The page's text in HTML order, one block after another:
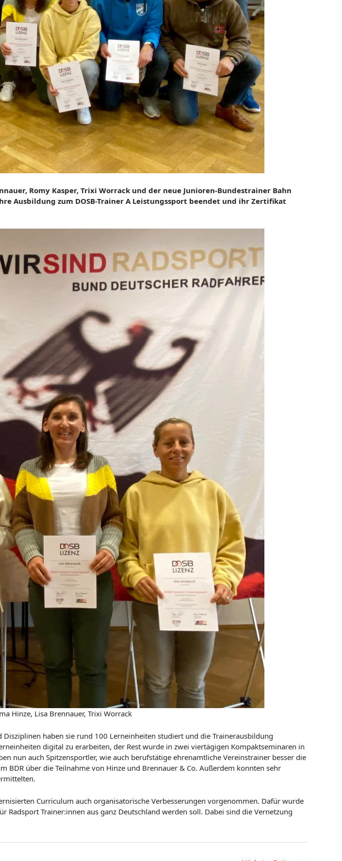
Romy Kasper, Trixi Worrack und der neue Junioren-Bundestrainer Bahn
Ausbildung zum DOSB-Trainer A Leistungssport beendet und ihr Zertifikat
Hinze, Lisa Brennauer, Trixi Worrack
haben sie rund 100 Lerneinheiten studiert und die Trainerausbildung
digital zu erarbeiten, der Rest wurde in zwei viertägigen Kompaktseminaren in
nun auch Spitzensportler, wie auch berufstätige ehrenamtliche Vereinstrainer besser die
über die Teilnahme von Hinze und Brennauer & Co. Außerdem konnten sehr
Curriculum auch organisatorische Verbesserungen vorgenommen. Dafür wurde
Trainer:innen aus ganz Deutschland werden soll. Dabei sind die Vernetzung